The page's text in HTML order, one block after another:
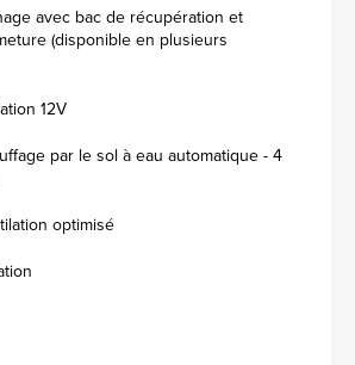
avec bac de récupération et
(disponible en plusieurs
12V
par le sol à eau automatique - 4
optimisé